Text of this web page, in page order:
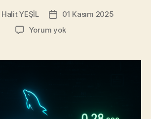
Halit YEŞİL
Yazı
tarihi
01 Kasım 2025
Yorum yokMySQL
Sırası: